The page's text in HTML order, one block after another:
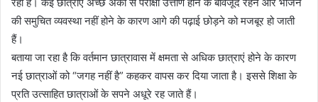
रहा है। कई छात्राएं अच्छे अंकों से परीक्षा उत्तीर्ण होने के बावजूद रहने और भोजन
की समुचित व्यवस्था नहीं होने के कारण आगे की पढ़ाई छोड़ने को मजबूर हो जाती
हैं।
बताया जा रहा है कि वर्तमान छात्रावास में क्षमता से अधिक छात्राएं होने के कारण
नई छात्राओं को “जगह नहीं है” कहकर वापस कर दिया जाता है। इससे शिक्षा के
प्रति उत्साहित छात्राओं के सपने अधूरे रह जाते हैं।